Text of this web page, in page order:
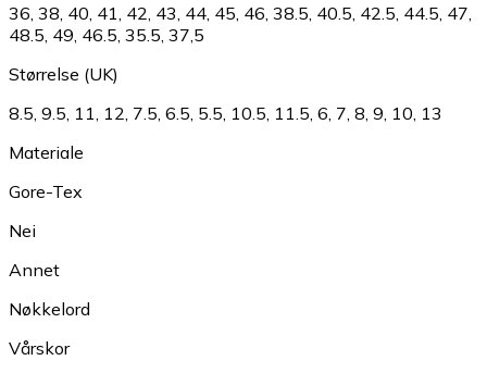
36 38 40 41 42 43 44 45 46 38.5 40.5 42.5 44.5 47
48.5 49 46.5 35.5 37,5
Størrelse (UK)
8.5 9.5 11 12 7.5 6.5 5.5 10.5 11.5 6 7 8 9 10 13
Materiale
Gore-Tex
Nei
Annet
Nøkkelord
Vårskor